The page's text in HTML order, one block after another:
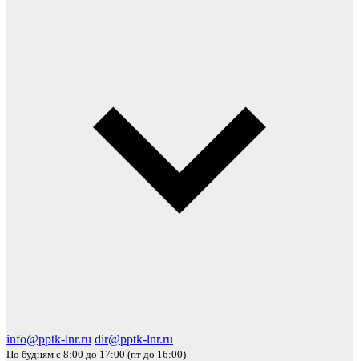
info@pptk-lnr.ru dir@pptk-lnr.ru
По будням с 8:00 до 17:00 (пт до 16:00)